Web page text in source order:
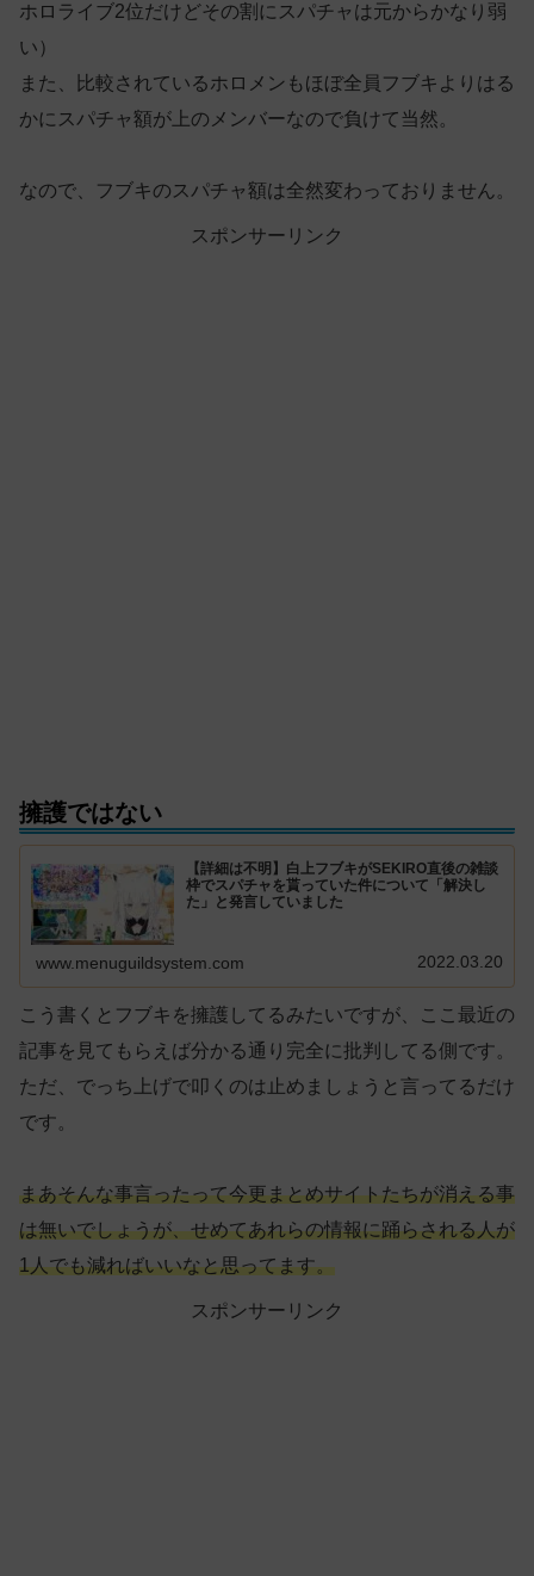
ホロライブ2位だけどその割にスパチャは元からかなり弱
い）
また、比較されているホロメンもほぼ全員フブキよりはる
かにスパチャ額が上のメンバーなので負けて当然。
なので、フブキのスパチャ額は全然変わっておりません。
スポンサーリンク
擁護ではない
【詳細は不明】白上フブキがSEKIRO直後の雑談
枠でスパチャを貰っていた件について「解決し
た」と発言していました
www.menuguildsystem.com 2022.03.20
こう書くとフブキを擁護してるみたいですが、ここ最近の
記事を見てもらえば分かる通り完全に批判してる側です。
ただ、でっち上げで叩くのは止めましょうと言ってるだけ
です。
まあそんな事言ったって今更まとめサイトたちが消える事
は無いでしょうが、せめてあれらの情報に踊らされる人が
1人でも減ればいいなと思ってます。
スポンサーリンク